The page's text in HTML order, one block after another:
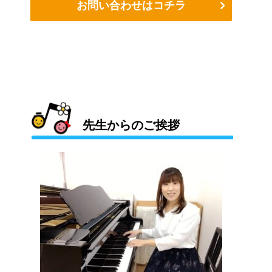
お問い合わせはコチラ
先生からのご挨拶